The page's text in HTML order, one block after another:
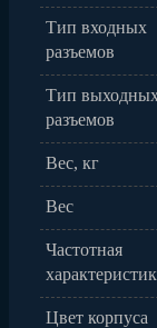
Тип входных
разъемов
Тип
разъемов
Вес, кг
Вес
Частотная
Цвет корпуса